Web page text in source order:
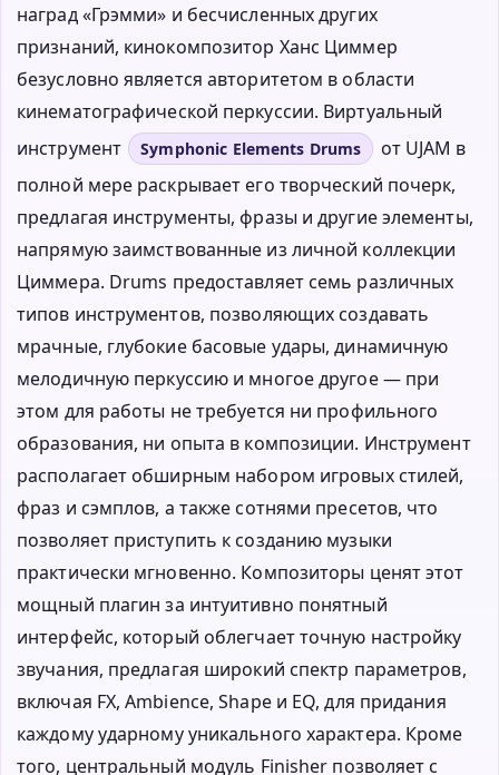
наград «Грэмми» и бесчисленных других
признаний, кинокомпозитор Ханс Циммер
безусловно является авторитетом в области
кинематографической перкуссии. Виртуальный
инструмент
Symphonic Elements Drums
от UJAM в
полной мере раскрывает его творческий почерк,
предлагая инструменты, фразы и другие элементы,
напрямую заимствованные из личной коллекции
Циммера. Drums предоставляет семь различных
типов инструментов, позволяющих создавать
мрачные, глубокие басовые удары, динамичную
мелодичную перкуссию и многое другое — при
этом для работы не требуется ни профильного
образования, ни опыта в композиции. Инструмент
располагает обширным набором игровых стилей,
фраз и сэмплов, а также сотнями пресетов, что
позволяет приступить к созданию музыки
практически мгновенно. Композиторы ценят этот
мощный плагин за интуитивно понятный
интерфейс, который облегчает точную настройку
звучания, предлагая широкий спектр параметров,
включая FX, Ambience, Shape и EQ, для придания
каждому ударному уникального характера. Кроме
того, центральный модуль Finisher позволяет с